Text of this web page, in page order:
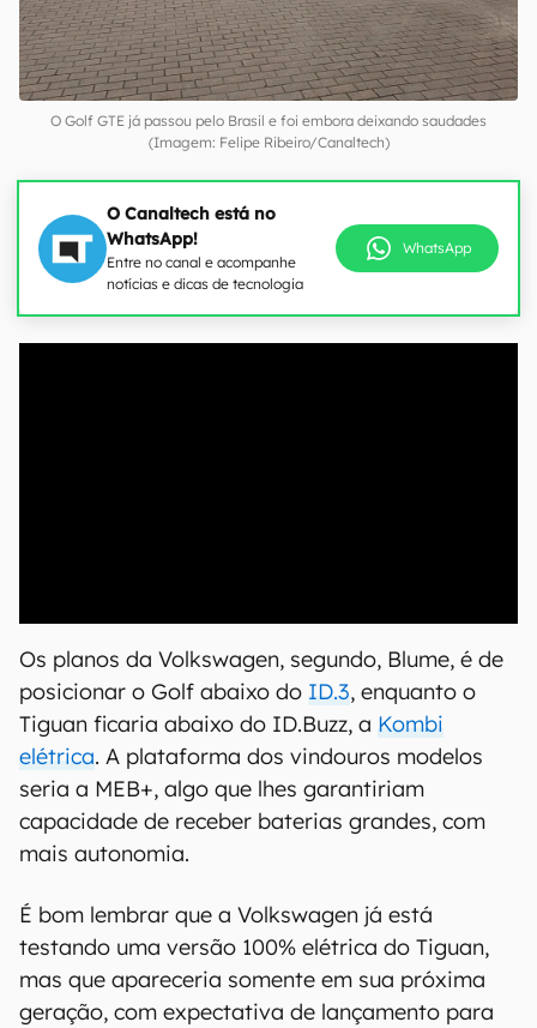
O Golf GTE já passou pelo Brasil e foi embora deixando saudades
(Imagem: Felipe Ribeiro/Canaltech)
O Canaltech está no
WhatsApp!
Entre no canal e acompanhe
notícias e dicas de tecnologia
WhatsApp
Os planos da Volkswagen, segundo, Blume, é de
posicionar o Golf abaixo do ID.3, enquanto o
Tiguan ficaria abaixo do ID.Buzz, a Kombi
elétrica. A plataforma dos vindouros modelos
seria a MEB+, algo que lhes garantiriam
capacidade de receber baterias grandes, com
mais autonomia.
É bom lembrar que a Volkswagen já está
testando uma versão 100% elétrica do Tiguan,
mas que apareceria somente em sua próxima
geração, com expectativa de lançamento para